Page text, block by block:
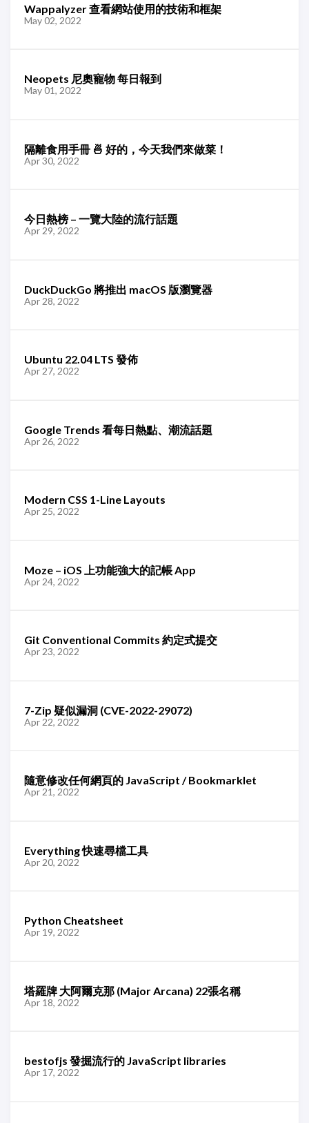
Wappalyzer 查看網站使用的技術和框架
May 02, 2022
Neopets 尼奧寵物 每日報到
May 01, 2022
隔離食用手冊 🍜 好的，今天我們來做菜！
Apr 30, 2022
今日熱榜 – 一覽大陸的流行話題
Apr 29, 2022
DuckDuckGo 將推出 macOS 版瀏覽器
Apr 28, 2022
Ubuntu 22.04 LTS 發佈
Apr 27, 2022
Google Trends 看每日熱點、潮流話題
Apr 26, 2022
Modern CSS 1-Line Layouts
Apr 25, 2022
Moze – iOS 上功能強大的記帳 App
Apr 24, 2022
Git Conventional Commits 約定式提交
Apr 23, 2022
7-Zip 疑似漏洞 (CVE-2022-29072)
Apr 22, 2022
隨意修改任何網頁的 JavaScript / Bookmarklet
Apr 21, 2022
Everything 快速尋檔工具
Apr 20, 2022
Python Cheatsheet
Apr 19, 2022
塔羅牌 大阿爾克那 (Major Arcana) 22張名稱
Apr 18, 2022
bestofjs 發掘流行的 JavaScript libraries
Apr 17, 2022